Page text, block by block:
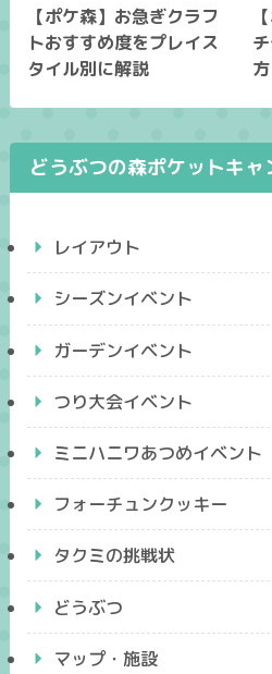
【ポケ森】お急ぎクラフ
トおすすめ度をプレイス
タイル別に解説
どうぶつの森ポケットキャ
レイアウト
シーズンイベント
ガーデンイベント
つり大会イベント
ミニハニワあつめイベント
フォーチュンクッキー
タクミの挑戦状
どうぶつ
マップ・施設